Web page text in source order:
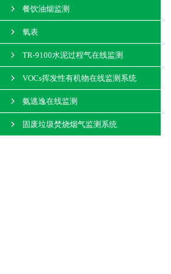
餐饮油烟监测
氧表
TR-9100水泥过程气在线监测
VOCs挥发性有机物在线监测系统
氨逃逸在线监测
固废垃圾焚烧烟气监测系统